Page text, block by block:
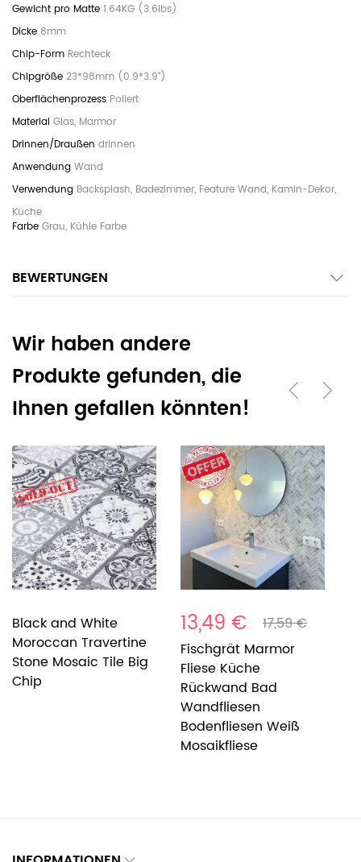
1.64KG (3.6lbs)
8mm
Rechteck
23*98mm (0.9*3.9")
Poliert
Glas, Marmor
drinnen
Wand
Backsplash, Badezimmer, Feature Wand, Kamin-Dekor,
Küche
Grau, Kühle Farbe
BEWERTUNGEN
Wir haben andere
Produkte gefunden, die
Ihnen gefallen könnten!
Black and White
Moroccan Travertine
Stone Mosaic Tile Big
Chip
13,49 €
17,59 €
Fischgrät Marmor
Fliese Küche
Rückwand Bad
Wandfliesen
Bodenfliesen Weiß
Mosaikfliese